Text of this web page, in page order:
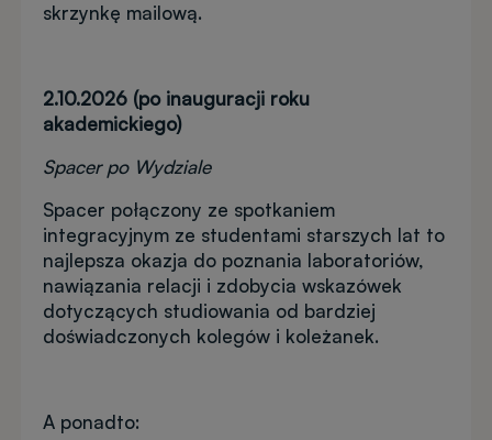
skrzynkę mailową.
2.10.2026 (po inauguracji roku
akademickiego)
Spacer po Wydziale
Spacer połączony ze spotkaniem
integracyjnym ze studentami starszych lat to
najlepsza okazja do poznania laboratoriów,
nawiązania relacji i zdobycia wskazówek
dotyczących studiowania od bardziej
doświadczonych kolegów i koleżanek.
A ponadto: